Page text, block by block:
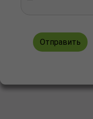
Отправить